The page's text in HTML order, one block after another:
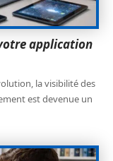
application
la visibilité des
est devenue un